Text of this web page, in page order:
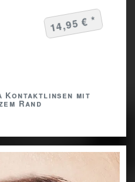
Kontaktlinsen mit
Rand
14,95 € *